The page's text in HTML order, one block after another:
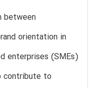
between
orientation in
enterprises (SMEs)
contribute to